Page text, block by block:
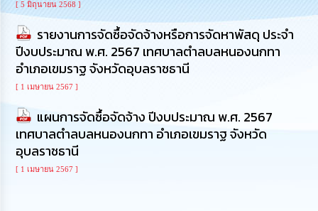
โปร่งใส
การ
จัด
ซื้อ
จัด
จ้าง
การ
เงิน
การ
คลัง
[ 5 มิถุนายน 2568 ]
รายงานการจัดซื้อจัดจ้างหรือการจัดหาพัสดุ ประจำ
ปีงบประมาณ พ.ศ. 2567 เทศบาลตำลบลหนองนกทา
อำเภอเขมราฐ จังหวัดอุบลราชธานี
[ 1 เมษายน 2567 ]
แผนการจัดซื้อจัดจ้าง ปีงบประมาณ พ.ศ. 2567
เทศบาลตำลบลหนองนกทา อำเภอเขมราฐ จังหวัด
อุบลราชธานี
[ 1 เมษายน 2567 ]